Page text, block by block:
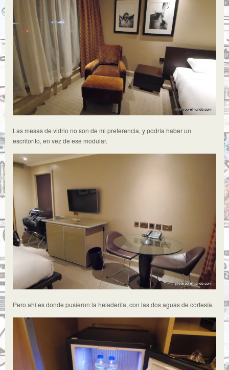
Las mesas de vidrio no son de mi preferencia, y podría haber un
escritorito, en vez de ese modular.
Pero ahí es donde pusieron la heladerita, con las dos aguas de cortesía.